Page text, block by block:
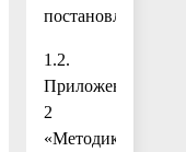
постановлению;
1.2.
Приложение
2
«Методика